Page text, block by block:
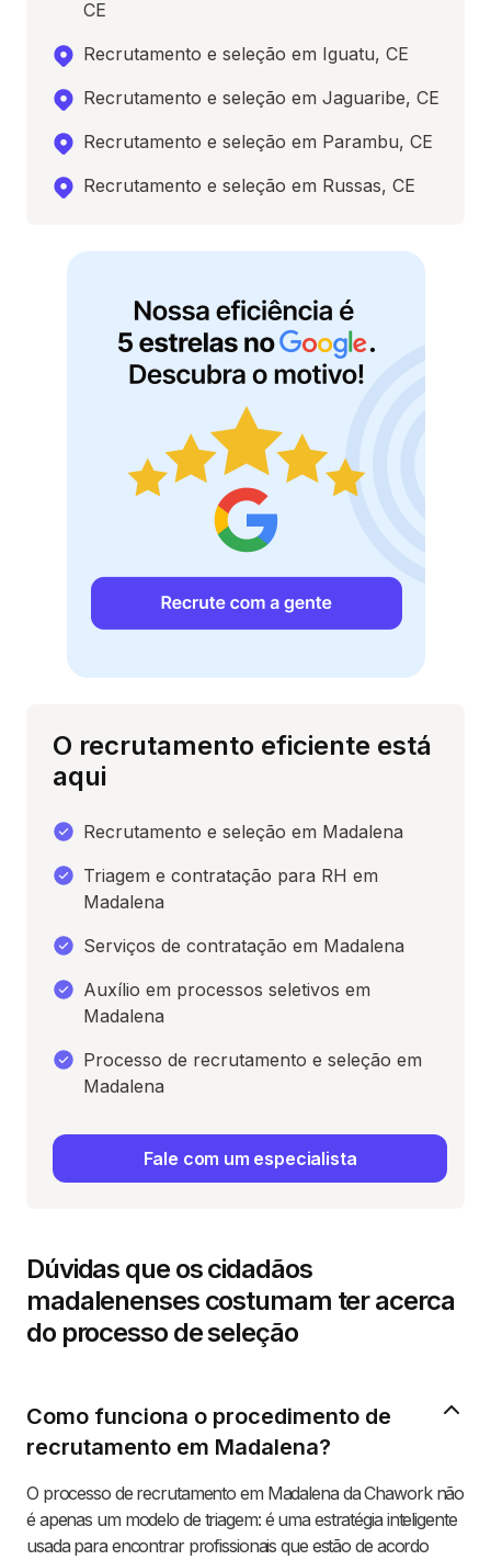
Dúvidas que os cidadãos
madalenenses costumam ter acerca
do processo de seleção
Como funciona o procedimento de
recrutamento em Madalena?
O processo de recrutamento em Madalena da Chawork não
é apenas um modelo de triagem: é uma estratégia inteligente
usada para encontrar profissionais que estão de acordo
CE
Recrutamento e seleção em Iguatu, CE
Recrutamento e seleção em Jaguaribe, CE
Recrutamento e seleção em Parambu, CE
Recrutamento e seleção em Russas, CE
O recrutamento eficiente está
aqui
Recrutamento e seleção em Madalena
Triagem e contratação para RH em
Madalena
Serviços de contratação em Madalena
Auxílio em processos seletivos em
Madalena
Processo de recrutamento e seleção em
Madalena
Fale com um especialista